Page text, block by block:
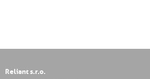
Reliant s.r.o.